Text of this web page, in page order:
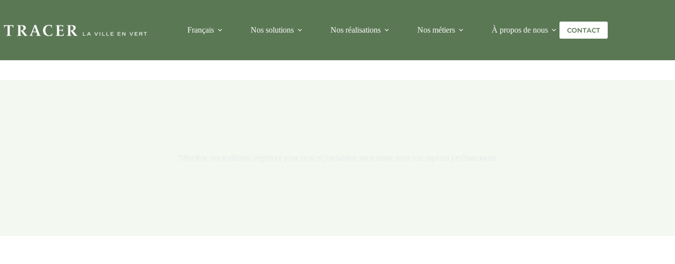
Français Nos solutions Nos réalisations Nos métiers À propos de nous Plus
CONTACT
Sélection des meilleurs végétaux pour bacs et jardinières sur-mesure dans vos espaces professionnels